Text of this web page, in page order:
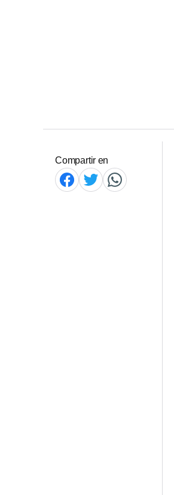
Compartir en